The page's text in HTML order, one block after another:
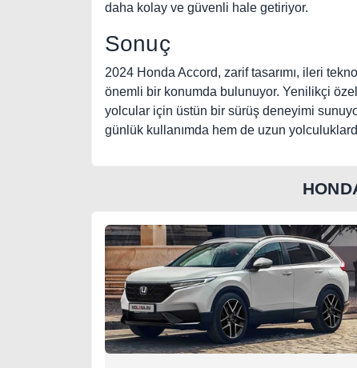
daha kolay ve güvenli hale getiriyor.
Sonuç
2024 Honda Accord, zarif tasarımı, ileri
önemli bir konumda bulunuyor. Yenilikçi
yolcular için üstün bir sürüş deneyimi
günlük kullanımda hem de uzun